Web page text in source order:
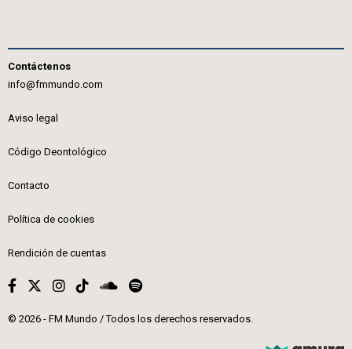
Contáctenos
info@fmmundo.com
Aviso legal
Código Deontológico
Contacto
Política de cookies
Rendición de cuentas
© 2026 - FM Mundo / Todos los derechos reservados.